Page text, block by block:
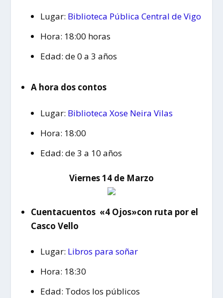
Lugar: Biblioteca Pública Central de Vigo
Hora: 18:00 horas
Edad: de 0 a 3 años
A hora dos contos
Lugar: Biblioteca Xose Neira Vilas
Hora: 18:00
Edad: de 3 a 10 años
Viernes 14 de Marzo
Cuentacuentos «4 Ojos»con ruta por el
Casco Vello
Lugar: Libros para soñar
Hora: 18:30
Edad: Todos los públicos